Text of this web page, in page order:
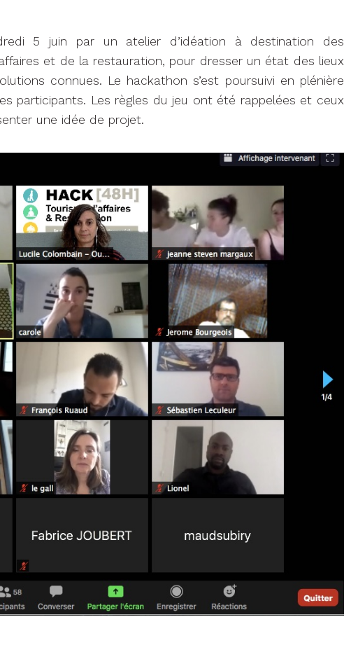
5 juin par un atelier d’idéation à destination des
et de la restauration, pour dresser un état des lieux
connues. Le hackathon s’est poursuivi en plénière
participants. Les règles du jeu ont été rappelées et ceux
une idée de projet.